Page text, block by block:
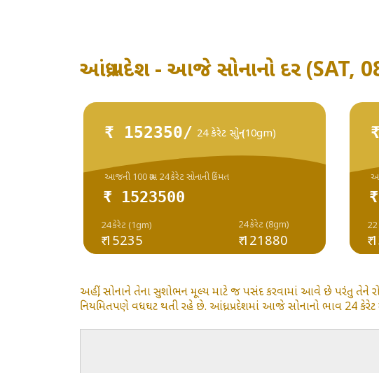
આંધ્ર પ્રદેશ - આજે સોનાનો દર (SAT,
₹ 152350/ 24 કેરેટ સોનું (10gm)
₹ 1523500
₹ 15235
24 કેરેટ (1gm) 24 કેરેટ (8gm)
આજની 100 ગ્રામ 24 કેરેટ સોનાની કિંમત
₹ 121880 ₹
અહીં, સોનાને તેના સુશોભન મૂલ્ય માટે જ પસંદ કરવામાં આવે છે પરંતુ તેને
નિયમિતપણે વધઘટ થતી રહે છે. આંધ્રપ્રદેશમાં આજે સોનાનો ભાવ 24 કેરેટ